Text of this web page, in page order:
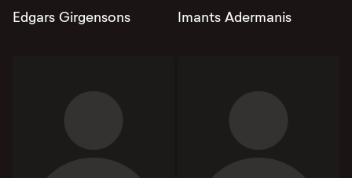
Edgars Girgensons Imants Adermanis